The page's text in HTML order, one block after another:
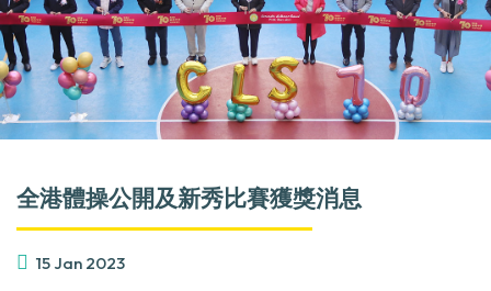
全港體操公開及新秀比賽獲獎消息
15 Jan 2023